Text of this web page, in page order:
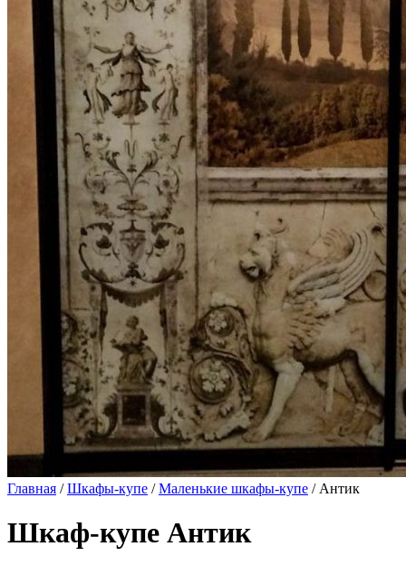
Главная /Шкафы-купе /Маленькие шкафы-купе / Антик
Шкаф-купе Антик